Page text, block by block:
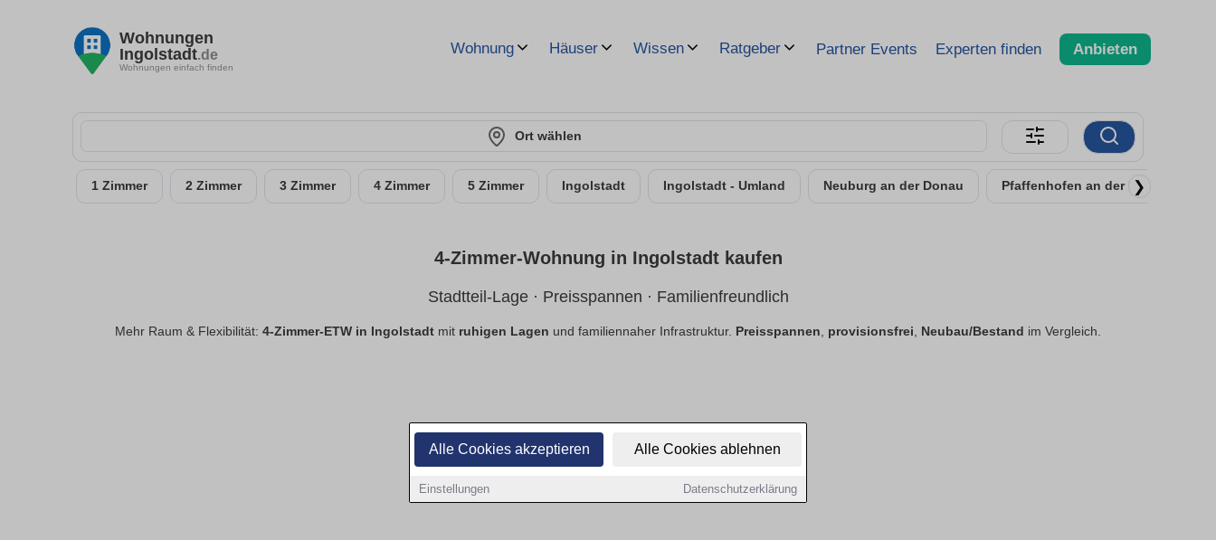
Alle Cookies akzeptieren Alle Cookies ablehnen
Einstellungen Datenschutzerklärung
Wohnungen
Ingolstadt.de
Wohnungen einfach finden
Wohnung Häuser Wissen Ratgeber Partner Events Experten finden Anbieten
Ort wählen
1 Zimmer 2 Zimmer 3 Zimmer 4 Zimmer 5 Zimmer Ingolstadt Ingolstadt - Umland Neuburg an der Donau Pfaffenhofen an der Ilm
❯
4-Zimmer-Wohnung in Ingolstadt kaufen
Stadtteil-Lage · Preisspannen · Familienfreundlich
Mehr Raum & Flexibilität: 4-Zimmer-ETW in Ingolstadt mit ruhigen Lagen und familiennaher Infrastruktur. Preisspannen, provisionsfrei, Neubau/Bestand im Vergleich.